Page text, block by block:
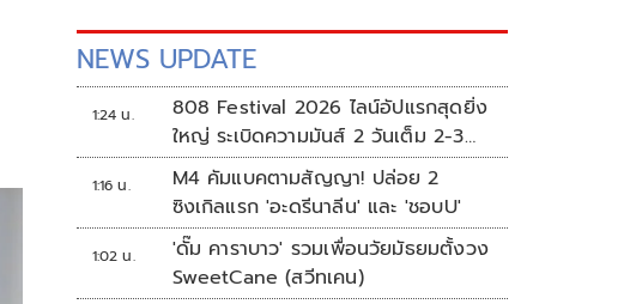
NEWS UPDATE
1:24 น.
808 Festival 2026 ไลน์อัปแรกสุดยิ่ง
ใหญ่ ระเบิดความมันส์ 2 วันเต็ม 2-3
ต.ค.นี้
1:16 น.
M4 คัมแบคตามสัญญา! ปล่อย 2
ซิงเกิลแรก 'อะดรีนาลีน' และ 'ชอบU'
1:02 น.
'ดั๊ม คาราบาว' รวมเพื่อนวัยมัธยมตั้งวง
SweetCane (สวีทเคน)